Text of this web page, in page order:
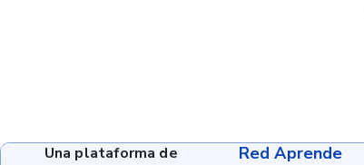
Red Aprende
Una plataforma de